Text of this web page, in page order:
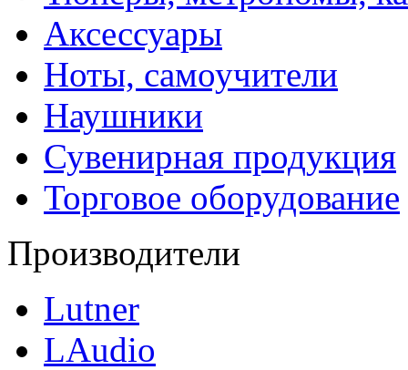
Аксессуары
Ноты, самоучители
Наушники
Сувенирная продукция
Торговое оборудование
Производители
Lutner
LAudio